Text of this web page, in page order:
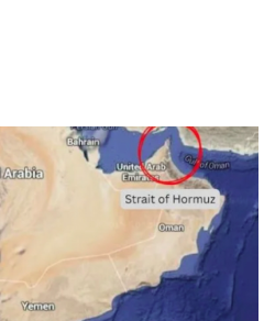
Công nghệ
Tin Công nghệ
Trải nghiệm
Chuyển đổi số